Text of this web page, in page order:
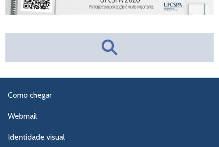
Como chegar
Webmail
Identidade visual